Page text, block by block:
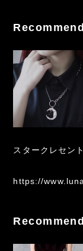
スタークレセン
https://